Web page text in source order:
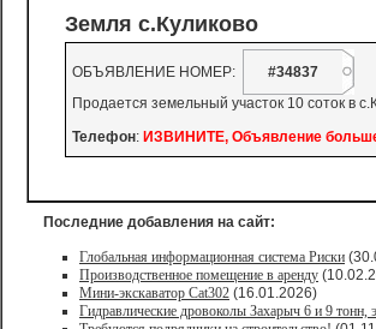
Земля с.Куликово
ОБЪЯВЛЕНИЕ НОМЕР:
#34837
Продается земельный участок 10 соток в
Телефон: ИЗВИНИТЕ, Объявление
Последние добавления на сайт:
Глобальная информационная система Риски
Производственное помещение в аренду
Мини-экскаватор Cat302 (16.01.2026)
Гидравлические дровоколы Захарыч 6 и 9 тонн,